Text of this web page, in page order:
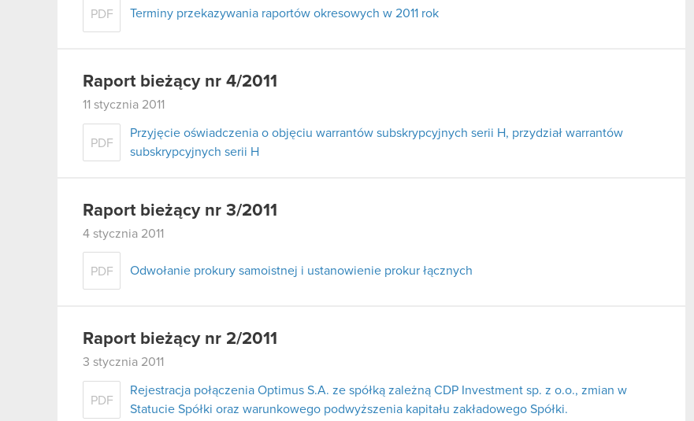
PDF Terminy przekazywania raportów okresowych w 2011 rok
Raport bieżący nr 4/2011
11 stycznia 2011
PDF
Przyjęcie oświadczenia o objęciu warrantów subskrypcyjnych serii H, przydział warrantów
subskrypcyjnych serii H
Raport bieżący nr 3/2011
4 stycznia 2011
PDF Odwołanie prokury samoistnej i ustanowienie prokur łącznych
Raport bieżący nr 2/2011
3 stycznia 2011
PDF
Rejestracja połączenia Optimus S.A. ze spółką zależną CDP Investment sp. z o.o., zmian w
Statucie Spółki oraz warunkowego podwyższenia kapitału zakładowego Spółki.